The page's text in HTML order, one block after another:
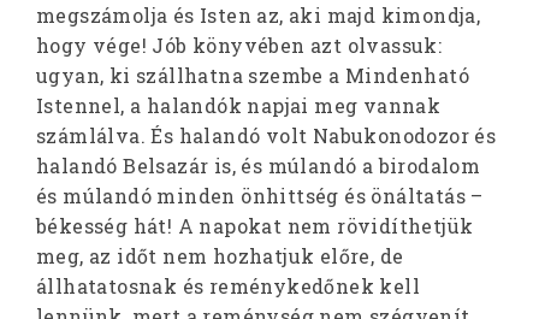
megszámolja és Isten az, aki majd kimondja,
hogy vége! Jób könyvében azt olvassuk:
ugyan, ki szállhatna szembe a Mindenható
Istennel, a halandók napjai meg vannak
számlálva. És halandó volt Nabukonodozor és
halandó Belsazár is, és múlandó a birodalom
és múlandó minden önhittség és önáltatás –
békesség hát! A napokat nem rövidíthetjük
meg, az időt nem hozhatjuk előre, de
állhatatosnak és reménykedőnek kell